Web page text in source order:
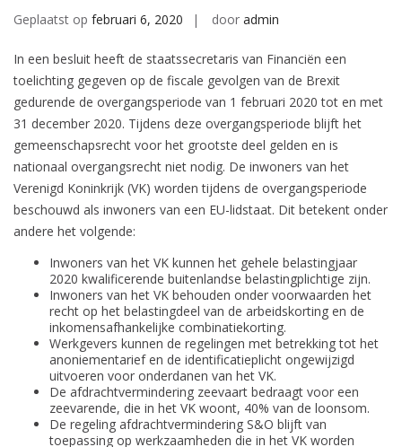
Geplaatst op februari 6, 2020 door admin
In een besluit heeft de staatssecretaris van Financiën een
toelichting gegeven op de fiscale gevolgen van de Brexit
gedurende de overgangsperiode van 1 februari 2020 tot en met
31 december 2020. Tijdens deze overgangsperiode blijft het
gemeenschapsrecht voor het grootste deel gelden en is
nationaal overgangsrecht niet nodig. De inwoners van het
Verenigd Koninkrijk (VK) worden tijdens de overgangsperiode
beschouwd als inwoners van een EU-lidstaat. Dit betekent onder
andere het volgende:
Inwoners van het VK kunnen het gehele belastingjaar
2020 kwalificerende buitenlandse belastingplichtige zijn.
Inwoners van het VK behouden onder voorwaarden het
recht op het belastingdeel van de arbeidskorting en de
inkomensafhankelijke combinatiekorting.
Werkgevers kunnen de regelingen met betrekking tot het
anoniementarief en de identificatieplicht ongewijzigd
uitvoeren voor onderdanen van het VK.
De afdrachtvermindering zeevaart bedraagt voor een
zeevarende, die in het VK woont, 40% van de loonsom.
De regeling afdrachtvermindering S&O blijft van
toepassing op werkzaamheden die in het VK worden